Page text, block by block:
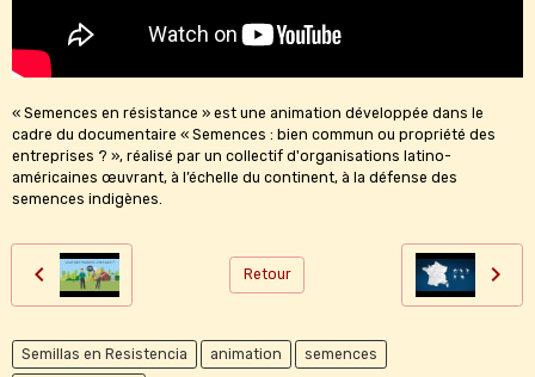
« Semences en résistance » est une animation développée dans le
cadre du documentaire « Semences : bien commun ou propriété des
entreprises ? », réalisé par un collectif d'organisations latino-
américaines œuvrant, à l’échelle du continent, à la défense des
semences indigènes.
Retour
Semillas en Resistencia animation
semences